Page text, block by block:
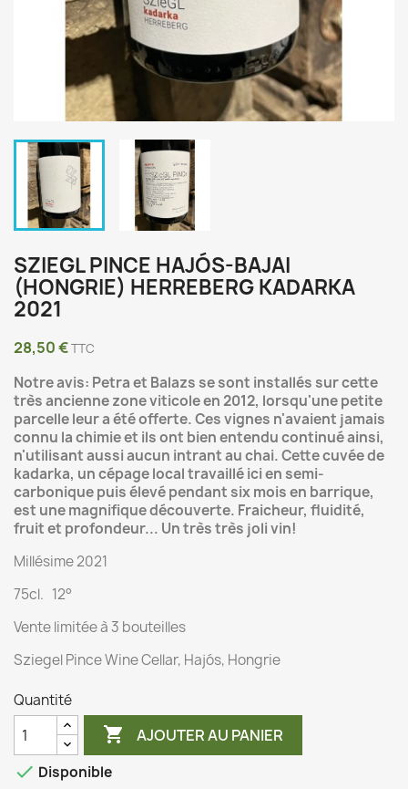
SZIEGL PINCE HAJÓS-BAJAI
(HONGRIE) HERREBERG KADARKA
2021
28,50 €TTC
Notre avis: Petra et Balazs se sont installés sur cette
très ancienne zone viticole en 2012, lorsqu'une petite
parcelle leur a été offerte. Ces vignes n'avaient jamais
connu la chimie et ils ont bien entendu continué ainsi,
n'utilisant aussi aucun intrant au chai. Cette cuvée de
kadarka, un cépage local travaillé ici en semi-
carbonique puis élevé pendant six mois en barrique,
est une magnifique découverte. Fraicheur, fluidité,
fruit et profondeur... Un très très joli vin!
Millésime 2021
75cl. 12°
Vente limitée à 3 bouteilles
Sziegel Pince Wine Cellar, Hajós, Hongrie
Quantité
 AJOUTER AU PANIER
 Disponible